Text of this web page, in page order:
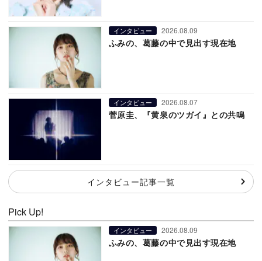
インタビュー 2026.08.09
ふみの、葛藤の中で見出す現在地
インタビュー 2026.08.07
菅原圭、『黄泉のツガイ』との共鳴
インタビュー記事一覧
Pick Up!
インタビュー 2026.08.09
ふみの、葛藤の中で見出す現在地